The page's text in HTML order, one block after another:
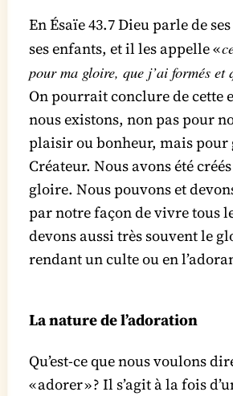
En Ésaïe 43.7 Dieu parle de
ses enfants, et il les appelle «
pour ma gloire, que j’ai formés et
On pourrait conclure de cette
nous existons, non pas pour
plaisir ou bonheur, mais
Créateur. Nous avons été
gloire. Nous pouvons et
par notre façon de vivre tous
devons aussi très souvent le
rendant un culte ou en
La nature de l’adoration
Qu’est-ce que nous voulons
« adorer » ? Il s’agit à la fois